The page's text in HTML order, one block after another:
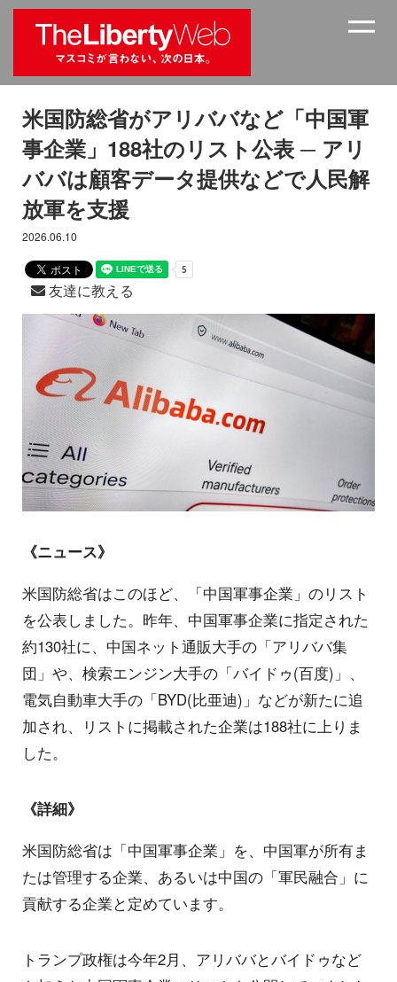
米国防総省がアリババなど「中国軍
事企業」188社のリスト公表 ─ アリ
ババは顧客データ提供などで人民解
放軍を支援
2026.06.10
友達に教える
《ニュース》
米国防総省はこのほど、「中国軍事企業」のリスト
を公表しました。昨年、中国軍事企業に指定された
約130社に、中国ネット通販大手の「アリババ集
団」や、検索エンジン大手の「バイドゥ(百度)」、
電気自動車大手の「BYD(比亜迪)」などが新たに追
加され、リストに掲載された企業は188社に上りま
した。
《詳細》
米国防総省は「中国軍事企業」を、中国軍が所有ま
たは管理する企業、あるいは中国の「軍民融合」に
貢献する企業と定めています。
トランプ政権は今年2月、アリババとバイドゥなど